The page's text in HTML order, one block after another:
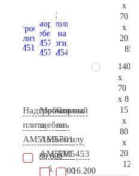
Надгробная
плита
AM5169
80.800
руб.
Мраморный
щебень
АМ5701
AM5701
1.900
Столик
на
могилу
AM5453
16.200
x
70
x
20
140
x
70
x 8
15
x
80
x
20